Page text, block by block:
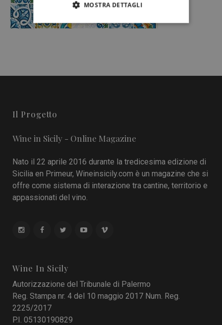
Il Progetto
Wine in Sicily - Online Magazine
Nato il 22 aprile 2016 durante la tredicesima edizione di
Sicilia en Primeur, Wineinsicily.com è un magazine che si
offre come sistema di interazione tra cantine, territorio e
appassionati del vino.
Wine In Sicily
Autorizzazione del Tribunale di Palermo
Reg. Stampa nr. 4 del 10 maggio 2017 Num. Reg.
2225/2017
P.I. 05130190829
MOSTRA DETTAGLI